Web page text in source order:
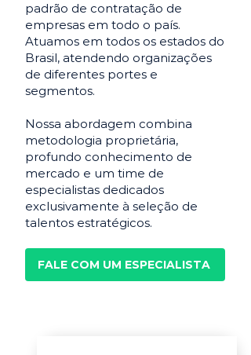
padrão de contratação de
empresas em todo o país.
Atuamos em todos os estados do
Brasil, atendendo organizações
de diferentes portes e
segmentos.
Nossa abordagem combina
metodologia proprietária,
profundo conhecimento de
mercado e um time de
especialistas dedicados
exclusivamente à seleção de
talentos estratégicos.
FALE COM UM ESPECIALISTA